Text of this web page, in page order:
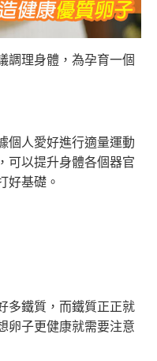
調理身體，為孕育一個
個人愛好進行適量運動
可以提升身體各個器官
好基礎。
多鐵質，而鐵質正正就
卵子更健康就需要注意